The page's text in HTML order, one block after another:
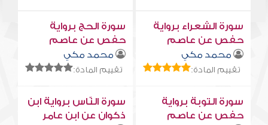
سورة الشعراء برواية
حفص عن عاصم
محمد مكي
تقييم المادة:
سورة الحج برواية
حفص عن عاصم
محمد مكي
تقييم المادة:
سورة التوبة برواية
حفص عن عاصم
سورة النّاس برواية ابن
ذكوان عن ابن عامر